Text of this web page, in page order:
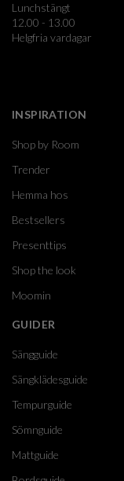
Lunchstängt
12.00 - 13.00
Helgfria vardagar
INSPIRATION
Shop by Room
Trender
Hemma hos
Bestsellers
Presenttips
Shop the look
Moomin
GUIDER
Sängguide
Sängklädesguide
Tempurguide
Sömnguide
Mattguide